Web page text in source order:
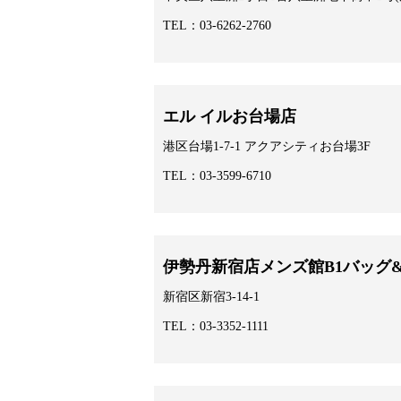
TEL：03-6262-2760
エル イルお台場店
港区台場1-7-1 アクアシティお台場3F
TEL：03-3599-6710
伊勢丹新宿店メンズ館B1バッグ
新宿区新宿3-14-1
TEL：03-3352-1111